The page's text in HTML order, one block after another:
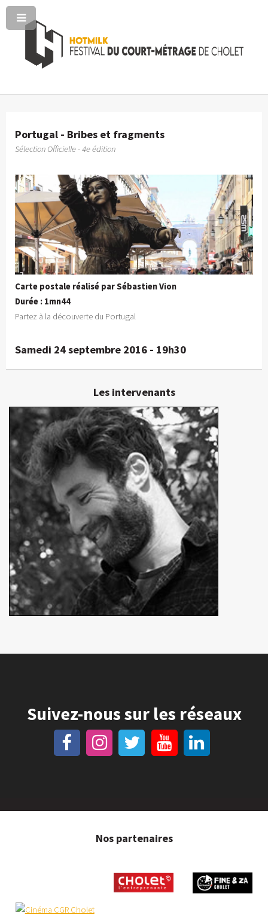
Portugal - Bribes et fragments
Sélection Officielle - 4e édition
Carte postale réalisé par Sébastien Vion
Durée : 1mn44
Partez à la découverte du Portugal
Samedi 24 septembre 2016 - 19h30
Les intervenants
Sébastien Vion
Réalisateur, motion designer
En détails
Suivez-nous sur les réseaux
Nos partenaires